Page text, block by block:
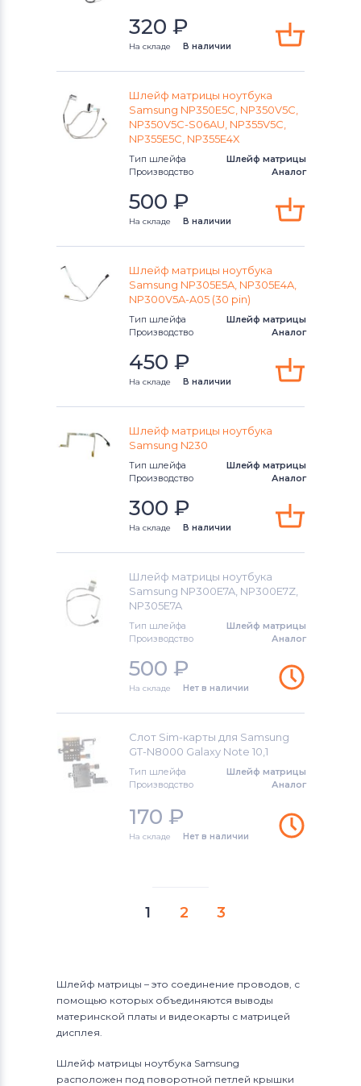
320 ₽
На складе В наличии
Шлейф матрицы ноутбука
Samsung NP350E5C, NP350V5C,
NP350V5C-S06AU, NP355V5C,
NP355E5C, NP355E4X
Тип шлейфа
Шлейф матрицы
Производство
Аналог
500 ₽
На складе В наличии
Шлейф матрицы ноутбука
Samsung NP305E5A, NP305E4A,
NP300V5A-A05 (30 pin)
Тип шлейфа
Шлейф матрицы
Производство
Аналог
450 ₽
На складе В наличии
Шлейф матрицы ноутбука
Samsung N230
Тип шлейфа
Шлейф матрицы
Производство
Аналог
300 ₽
На складе В наличии
Шлейф матрицы ноутбука
Samsung NP300E7A, NP300E7Z,
NP305E7A
Тип шлейфа
Шлейф матрицы
Производство
Аналог
500 ₽
На складе Нет в наличии
Слот Sim-карты для Samsung
GT-N8000 Galaxy Note 10,1
Тип шлейфа
Шлейф матрицы
Производство
Аналог
170 ₽
На складе Нет в наличии
1 2 3
Шлейф матрицы – это соединение проводов, с
помощью которых объединяются выводы
материнской платы и видеокарты с матрицей
дисплея.
Шлейф матрицы ноутбука Samsung
расположен под поворотной петлей крышки